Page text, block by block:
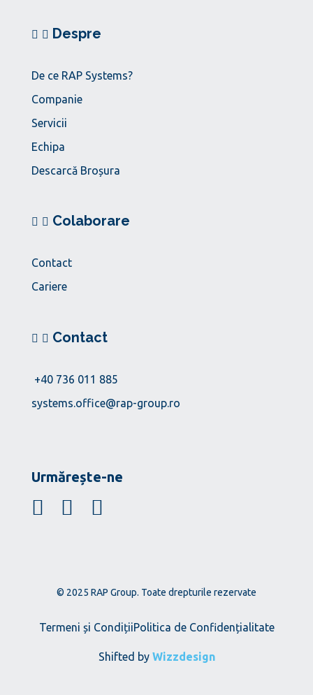
Despre
De ce RAP Systems?
Companie
Servicii
Echipa
Descarcă Broșura
Colaborare
Contact
Cariere
Contact
+40 736 011 885
systems.office@rap-group.ro
Urmărește-ne
© 2025 RAP Group. Toate drepturile rezervate
Termeni și CondițiiPolitica de Confidențialitate
Shifted by Wizzdesign